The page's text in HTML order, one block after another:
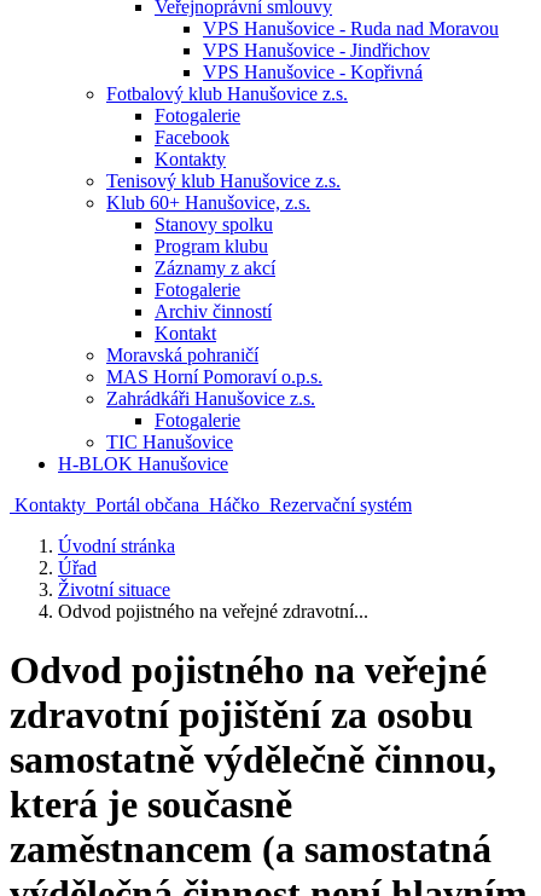
Veřejnoprávní smlouvy
VPS Hanušovice - Ruda nad Moravou
VPS Hanušovice - Jindřichov
VPS Hanušovice - Kopřivná
Fotbalový klub Hanušovice z.s.
Fotogalerie
Facebook
Kontakty
Tenisový klub Hanušovice z.s.
Klub 60+ Hanušovice, z.s.
Stanovy spolku
Program klubu
Záznamy z akcí
Fotogalerie
Archiv činností
Kontakt
Moravská pohraničí
MAS Horní Pomoraví o.p.s.
Zahrádkáři Hanušovice z.s.
Fotogalerie
TIC Hanušovice
H-BLOK Hanušovice
Kontakty Portál občana Háčko Rezervační systém
Úvodní stránka
Úřad
Životní situace
Odvod pojistného na veřejné zdravotní...
Odvod pojistného na veřejné
zdravotní pojištění za osobu
samostatně výdělečně činnou,
která je současně
zaměstnancem (a samostatná